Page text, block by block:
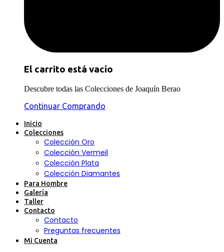
El carrito está vacío
Descubre todas las Colecciones de Joaquín Berao
Continuar Comprando
Inicio
Colecciones
Colección Oro
Colección Vermeil
Colección Plata
Colección Diamantes
Para Hombre
Galería
Taller
Contacto
Contacto
Preguntas frecuentes
Mi Cuenta